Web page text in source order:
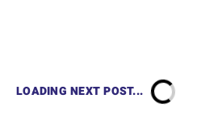
LOADING NEXT POST...